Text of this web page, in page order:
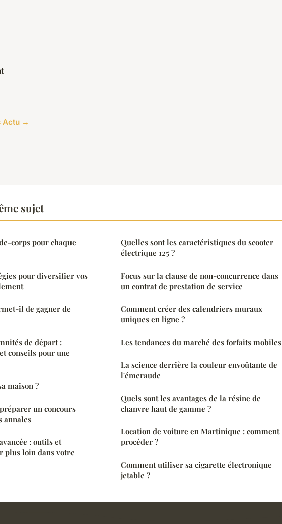
Actu →
sujet
corps pour chaque
pour diversifier vos
il de gagner de
de départ :
conseils pour une
maison ?
un concours
annales
: outils et
plus loin dans votre
Quelles sont les caractéristiques du scooter
électrique 125 ?
Focus sur la clause de non-concurrence dans
un contrat de prestation de service
Comment créer des calendriers muraux
uniques en ligne ?
Les tendances du marché des forfaits mobiles
La science derrière la couleur envoûtante de
l'émeraude
Quels sont les avantages de la résine de
chanvre haut de gamme ?
Location de voiture en Martinique : comment
procéder ?
Comment utiliser sa cigarette électronique
jetable ?